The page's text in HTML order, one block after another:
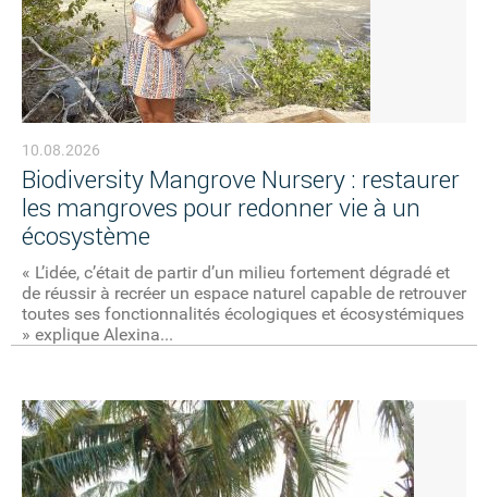
10.08.2026
Biodiversity Mangrove Nursery : restaurer
les mangroves pour redonner vie à un
écosystème
« L’idée, c’était de partir d’un milieu fortement dégradé et
de réussir à recréer un espace naturel capable de retrouver
toutes ses fonctionnalités écologiques et écosystémiques
» explique Alexina...